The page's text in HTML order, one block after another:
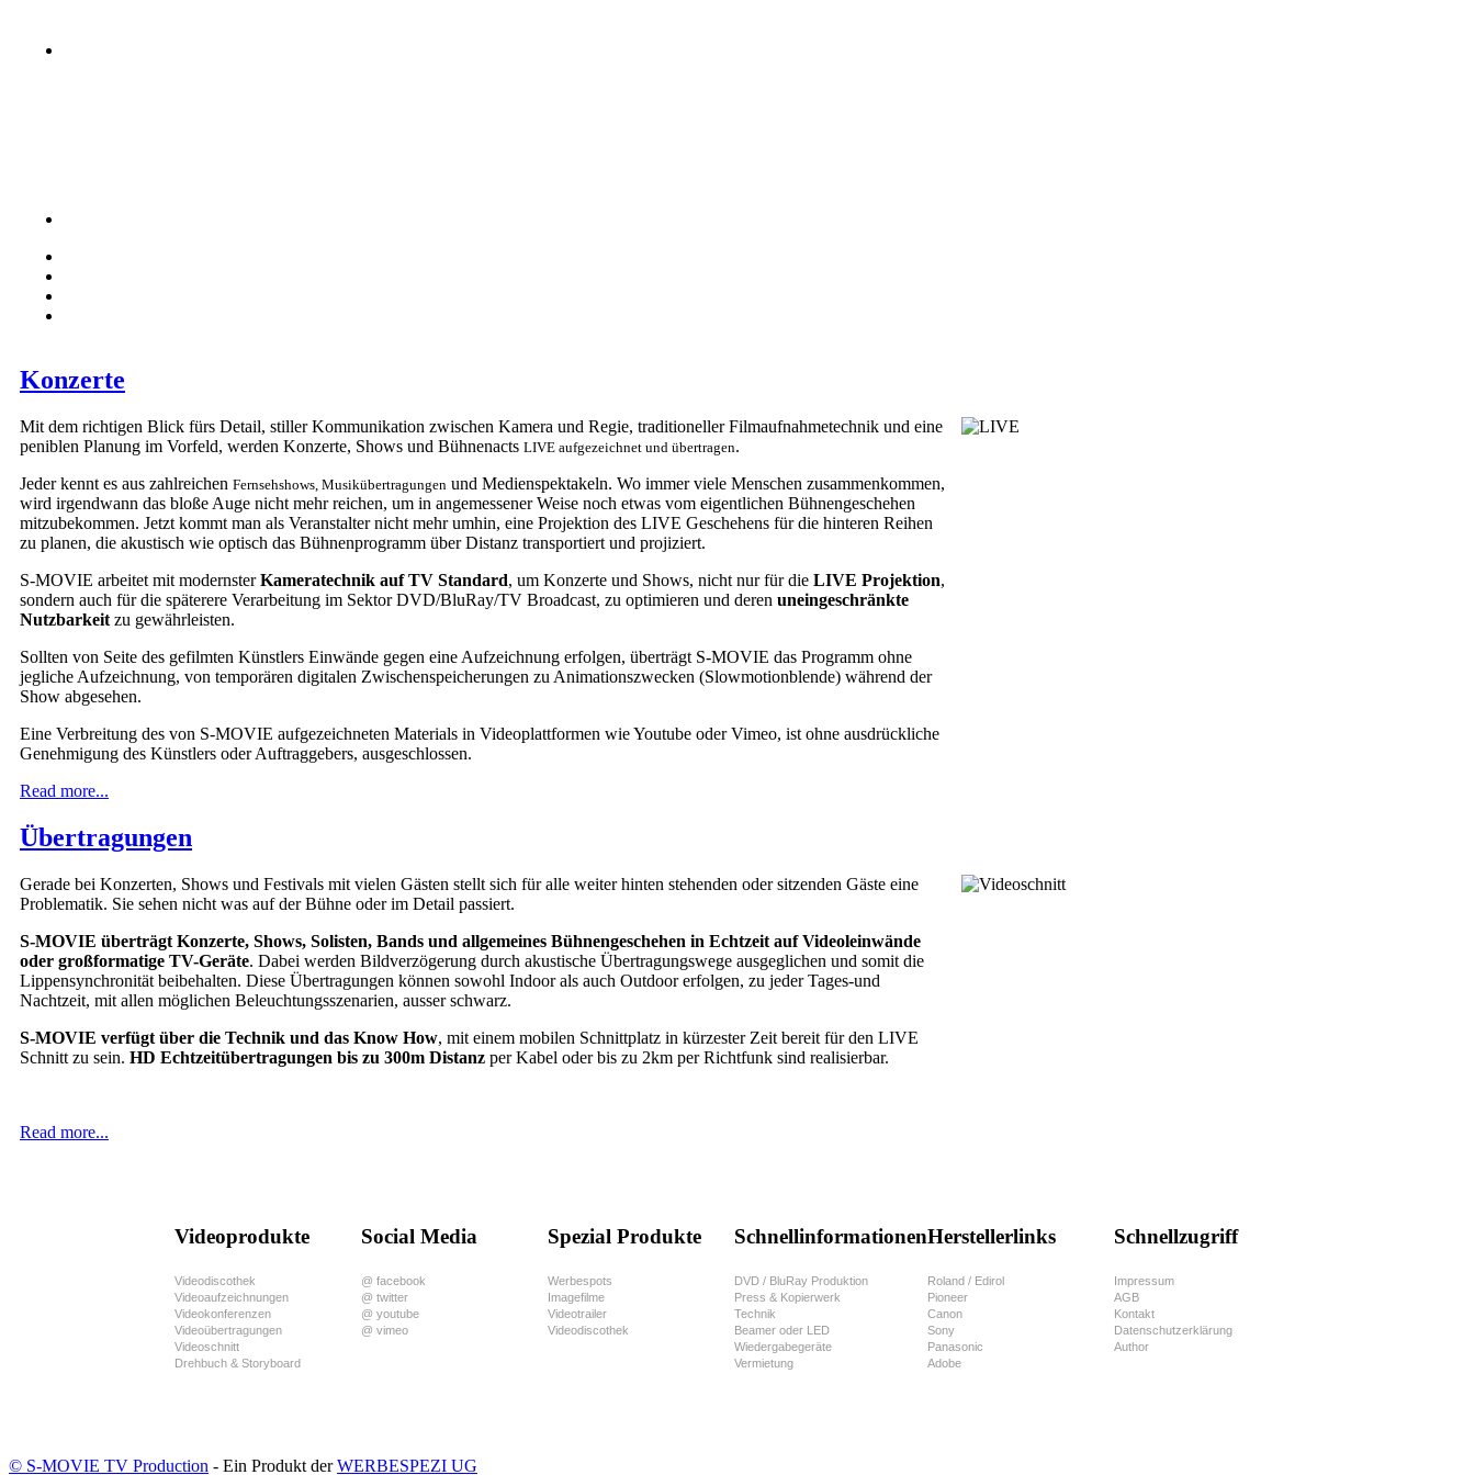
Konzerte
Mit dem richtigen Blick fürs Detail, stiller Kommunikation zwischen Kamera und Regie, traditioneller Filmaufnahmetechnik und eine
peniblen Planung im Vorfeld, werden Konzerte, Shows und Bühnenacts LIVE aufgezeichnet und übertragen.
Jeder kennt es aus zahlreichen Fernsehshows, Musikübertragungen und Medienspektakeln. Wo immer viele Menschen zusammenkommen,
wird irgendwann das bloße Auge nicht mehr reichen, um in angemessener Weise noch etwas vom eigentlichen Bühnengeschehen
mitzubekommen. Jetzt kommt man als Veranstalter nicht mehr umhin, eine Projektion des LIVE Geschehens für die hinteren Reihen
zu planen, die akustisch wie optisch das Bühnenprogramm über Distanz transportiert und projiziert.
S-MOVIE arbeitet mit modernsterKameratechnik auf TV Standard, um Konzerte und Shows, nicht nur für die LIVE Projektion,
sondern auch für die späterere Verarbeitung im Sektor DVD/BluRay/TV Broadcast, zu optimieren und deren uneingeschränkte
Nutzbarkeit zu gewährleisten.
Sollten von Seite des gefilmten Künstlers Einwände gegen eine Aufzeichnung erfolgen, überträgt S-MOVIE das Programm ohne
jegliche Aufzeichnung, von temporären digitalen Zwischenspeicherungen zu Animationszwecken (Slowmotionblende) während der
Show abgesehen.
Eine Verbreitung des von S-MOVIE aufgezeichneten Materials in Videoplattformen wie Youtube oder Vimeo, ist ohne ausdrückliche
Genehmigung des Künstlers oder Auftraggebers, ausgeschlossen.
Read more...
Übertragungen
Gerade bei Konzerten, Shows und Festivals mit vielen Gästen stellt sich für alle weiter hinten stehenden oder sitzenden Gäste eine
Problematik. Sie sehen nicht was auf der Bühne oder im Detail passiert.
S-MOVIE überträgt Konzerte, Shows, Solisten, Bands und allgemeines Bühnengeschehen in Echtzeit auf Videoleinwände
oder großformatige TV-Geräte. Dabei werden Bildverzögerung durch akustische Übertragungswege ausgeglichen und somit die
Lippensynchronität beibehalten. Diese Übertragungen können sowohl Indoor als auch Outdoor erfolgen, zu jeder Tages-und
Nachtzeit, mit allen möglichen Beleuchtungsszenarien, ausser schwarz.
S-MOVIE verfügt über die Technik und das Know How, mit einem mobilen Schnittplatz in kürzester Zeit bereit für den LIVE
Schnitt zu sein. HD Echtzeitübertragungen bis zu 300m Distanz per Kabel oder bis zu 2km per Richtfunk sind realisierbar.
Read more...
Videoprodukte
Videodiscothek
Videoaufzeichnungen
Videokonferenzen
Videoübertragungen
Videoschnitt
Drehbuch & Storyboard
Social Media
@ facebook
@ twitter
@ youtube
@ vimeo
Spezial Produkte
Werbespots
Imagefilme
Videotrailer
Videodiscothek
Schnellinformationen
DVD / BluRay Produktion
Press & Kopierwerk
Technik
Beamer oder LED
Wiedergabegeräte
Vermietung
Herstellerlinks
Roland / Edirol
Pioneer
Canon
Sony
Panasonic
Adobe
Schnellzugriff
Impressum
AGB
Kontakt
Datenschutzerklärung
Author
© S-MOVIE TV Production - Ein Produkt derWERBESPEZI UG